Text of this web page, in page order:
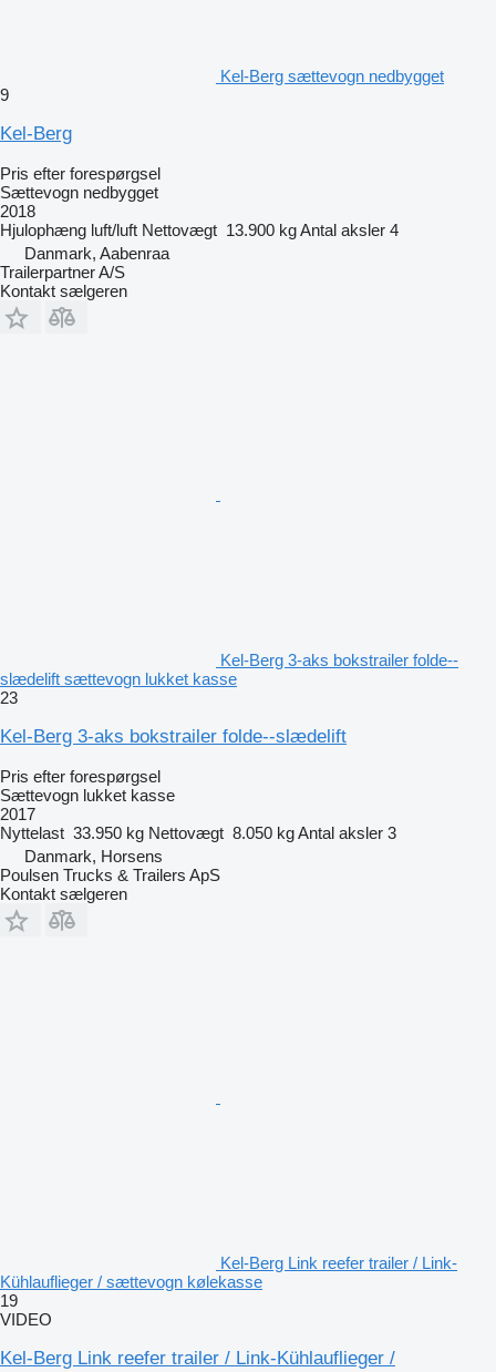
Kel-Berg sættevogn nedbygget
9
Kel-Berg
Pris efter forespørgsel
Sættevogn nedbygget
2018
Hjulophæng luft/luft Nettovægt 13.900 kgAntal aksler 4
Danmark, Aabenraa
Trailerpartner A/S
Kontakt sælgeren
Kel-Berg 3-aks bokstrailer folde--
slædelift sættevogn lukket kasse
23
Kel-Berg 3-aks bokstrailer folde--slædelift
Pris efter forespørgsel
Sættevogn lukket kasse
2017
Nyttelast 33.950 kg Nettovægt 8.050 kgAntal aksler 3
Danmark, Horsens
Poulsen Trucks & Trailers ApS
Kontakt sælgeren
Kel-Berg Link reefer trailer / Link-
Kühlauflieger / sættevogn kølekasse
19
VIDEO
Kel-Berg Link reefer trailer / Link-Kühlauflieger /